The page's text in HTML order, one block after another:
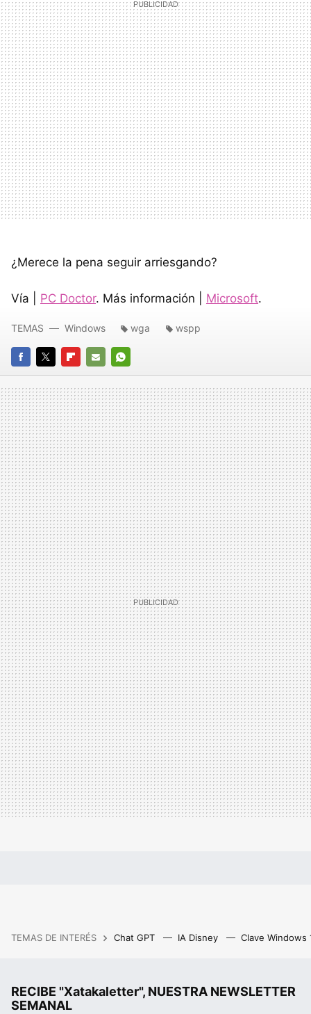
¿Merece la pena seguir arriesgando?
Vía | PC Doctor. Más información | Microsoft.
FACEBOOK
TWITTERFLIPBOARD
E-
MAIL
WHATSAPP
TEMAS Windows wga wspp
TEMAS DE INTERÉS Chat GPT IA Disney Clave Windows
RECIBE "Xatakaletter", NUESTRA NEWSLETTER
SEMANAL